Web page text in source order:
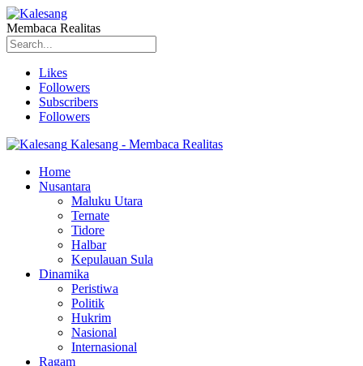
Membaca Realitas
Likes
Followers
Subscribers
Followers
Kalesang - Membaca Realitas
Home
Nusantara
Maluku Utara
Ternate
Tidore
Halbar
Kepulauan Sula
Dinamika
Peristiwa
Politik
Hukrim
Nasional
Internasional
Ragam